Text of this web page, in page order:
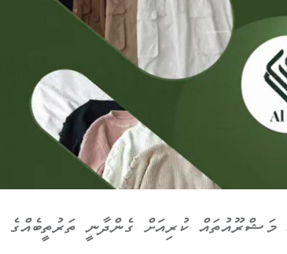
މަޝްރޫއުތައް ކުރިއަށް ގެންދާނީ